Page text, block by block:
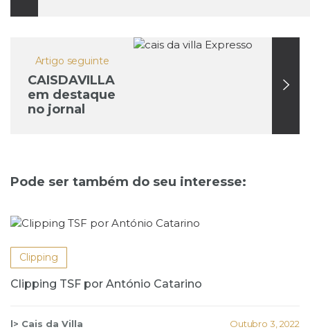
Artigo seguinte
CAISDAVILLA
em destaque
no jornal
Pode ser também do seu interesse:
Clipping
Clipping TSF por António Catarino
l> Cais da Villa Outubro 3, 2022